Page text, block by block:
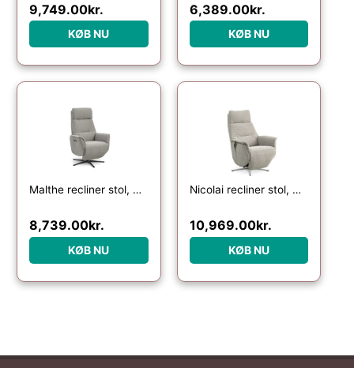
9,749.00kr.
KØB NU
6,389.00kr.
KØB NU
Malthe recliner stol, m. 3 motorer, armlæn, vippefunktion, fodskammel – mushroom stof og sort metal
8,739.00kr.
KØB NU
Nicolai recliner stol, m. 3 motorer, armlæn, vippefunktion, fodskammel – mushroom stof og sølv metal
10,969.00kr.
KØB NU